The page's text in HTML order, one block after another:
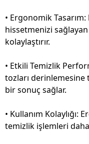
• Ergonomik
hissetmenizi
kolaylaştırır.
• Etkili Temizlik
tozları
bir sonuç sağlar.
• Kullanım Kolaylığı:
temizlik işlemleri daha